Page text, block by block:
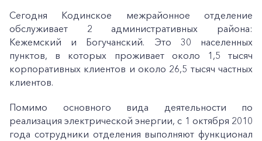
Сегодня Кодинское межрайонное отделение
обслуживает 2 административных района:
Кежемский и Богучанский. Это 30 населенных
пунктов, в которых проживает около 1,5 тысяч
корпоративных клиентов и около 26,5 тысяч частных
клиентов.
Помимо основного вида деятельности по
реализация электрической энергии, с 1 октября 2010
года сотрудники отделения выполняют функционал